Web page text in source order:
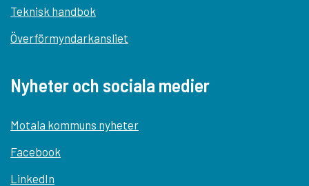
Teknisk handbok
Överförmyndarkansliet
Nyheter och sociala medier
Motala kommuns nyheter
Facebook
LinkedIn